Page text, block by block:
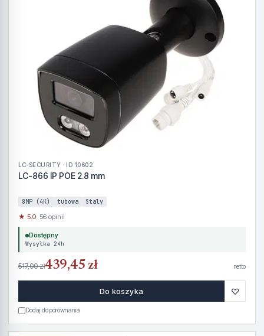
LC-SECURITY · ID 10602
LC-866 IP POE 2.8 mm
8MP (4K) tubowa Staly
★ 5.0· 56 opinii
Dostępny
Wysyłka 24h
517,00 zł439,45 zł netto
Do koszyka ♡
Dodaj do porównania